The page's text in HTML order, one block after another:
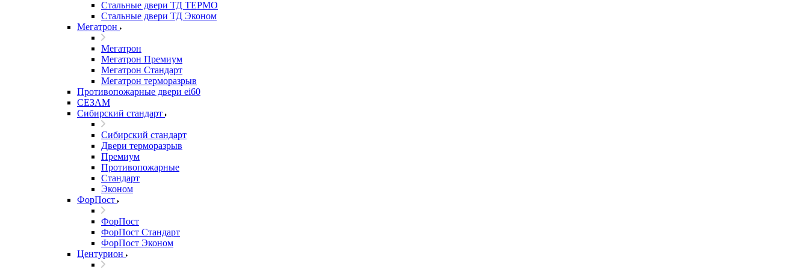
Стальные двери ТД ТЕРМО
Стальные двери ТД Эконом
Мегатрон
Мегатрон
Мегатрон Премиум
Мегатрон Стандарт
Мегатрон терморазрыв
Противопожарные двери ei60
СЕЗАМ
Сибирский стандарт
Сибирский стандарт
Двери терморазрыв
Премиум
Противопожарные
Стандарт
Эконом
ФорПост
ФорПост
ФорПост Стандарт
ФорПост Эконом
Центурион